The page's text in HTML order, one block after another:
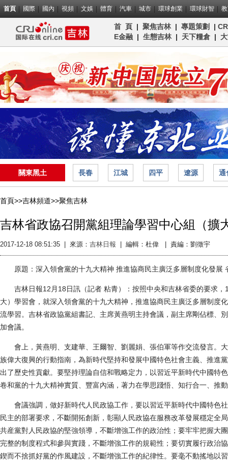
首頁 國際 國內 視頻 文娛 體育 汽車 城市 環球創業 環球財智
首 頁 | 聚焦吉林| 專題策劃 |
E金融 | 生態吉林| 天下糧倉 |
關東黑土 長春 江城 四平 遼源 通
首頁>>吉林頻道>>聚焦吉林
吉林省政協召開黨組理論學習中心組（擴
2017-12-18 08:51:35 來源： 吉林日報 編輯：杜偉 | 責編：劉徵宇
原題：深入領會黨的十九大精神 推進協商民主廣泛多層制度化發展
吉林日報12月18日訊（記者 粘青）：按照中央和吉林省委的要求，
大）學習會，就深入領會黨的十九大精神，推進協商民主廣泛多層制度
流學習。吉林省政協黨組書記、主席黃燕明主持會議，副主席剛佔標、
加會議。
會上，黃燕明、支建華、王爾智、劉麗娟、張伯軍等作交流發言。
族偉大復興的行動指南，為新時代堅持和發展中國特色社會主義、推進
出了歷史性貢獻。要堅持理論自信和戰略定力，以習近平新時代中國特
卷和黨的十九大精神實質、豐富內涵，著力在學思踐悟、知行合一、推
會議強調，做好新時代人民政協工作，要以習近平新時代中國特色
民主的部署要求，不斷開拓創新，彰顯人民政協在服務改革發展穩定全
共産黨對人民政協的堅強領導，不斷增強工作的政治性；要牢牢把握大
完整的制度程式和參與實踐，不斷增強工作的規範性；要切實履行政治
鍥而不捨抓好黨的作風建設，不斷增強工作的紀律性。要毫不動搖地以